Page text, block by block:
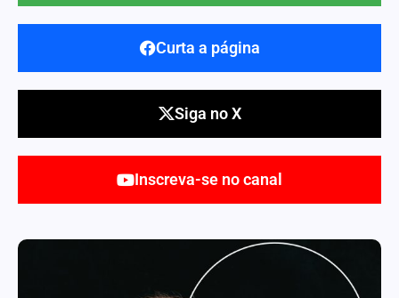
Curta a página
Siga no X
Inscreva-se no canal